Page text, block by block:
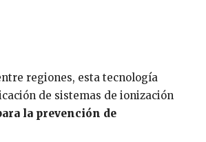
regiones, esta tecnología
de sistemas de ionización
la prevención de